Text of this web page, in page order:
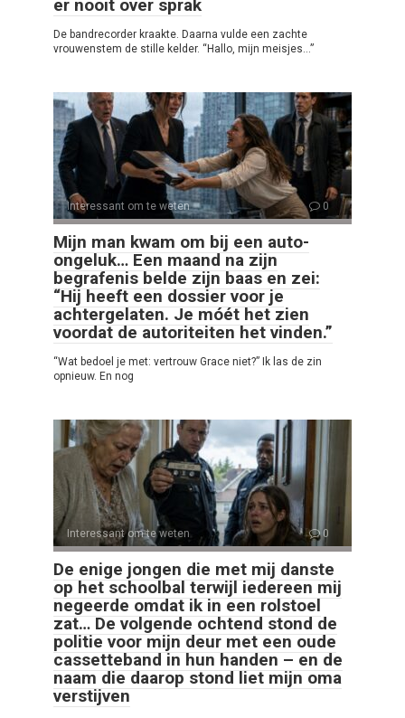
er nooit over sprak
De bandrecorder kraakte. Daarna vulde een zachte
vrouwenstem de stille kelder. “Hallo, mijn meisjes…”
Interessant om te weten 0
Mijn man kwam om bij een auto-
ongeluk… Een maand na zijn
begrafenis belde zijn baas en zei:
“Hij heeft een dossier voor je
achtergelaten. Je móét het zien
voordat de autoriteiten het vinden.”
“Wat bedoel je met: vertrouw Grace niet?” Ik las de zin
opnieuw. En nog
Interessant om te weten 0
De enige jongen die met mij danste
op het schoolbal terwijl iedereen mij
negeerde omdat ik in een rolstoel
zat… De volgende ochtend stond de
politie voor mijn deur met een oude
cassetteband in hun handen – en de
naam die daarop stond liet mijn oma
verstijven